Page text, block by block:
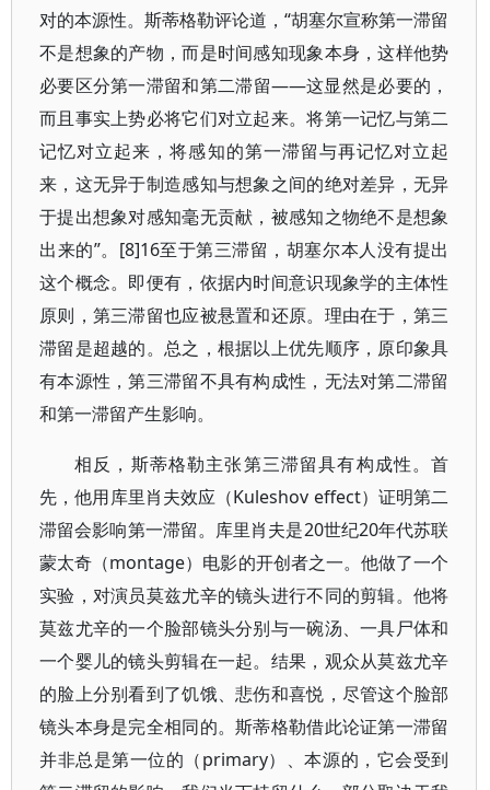
对的本源性。斯蒂格勒评论道，“胡塞尔宣称第一滞留
不是想象的产物，而是时间感知现象本身，这样他势
必要区分第一滞留和第二滞留——这显然是必要的，
而且事实上势必将它们对立起来。将第一记忆与第二
记忆对立起来，将感知的第一滞留与再记忆对立起
来，这无异于制造感知与想象之间的绝对差异，无异
于提出想象对感知毫无贡献，被感知之物绝不是想象
出来的”。[8]16至于第三滞留，胡塞尔本人没有提出
这个概念。即便有，依据内时间意识现象学的主体性
原则，第三滞留也应被悬置和还原。理由在于，第三
滞留是超越的。总之，根据以上优先顺序，原印象具
有本源性，第三滞留不具有构成性，无法对第二滞留
和第一滞留产生影响。
相反，斯蒂格勒主张第三滞留具有构成性。首
先，他用库里肖夫效应（Kuleshov effect）证明第二
滞留会影响第一滞留。库里肖夫是20世纪20年代苏联
蒙太奇（montage）电影的开创者之一。他做了一个
实验，对演员莫兹尤辛的镜头进行不同的剪辑。他将
莫兹尤辛的一个脸部镜头分别与一碗汤、一具尸体和
一个婴儿的镜头剪辑在一起。结果，观众从莫兹尤辛
的脸上分别看到了饥饿、悲伤和喜悦，尽管这个脸部
镜头本身是完全相同的。斯蒂格勒借此论证第一滞留
并非总是第一位的（primary）、本源的，它会受到